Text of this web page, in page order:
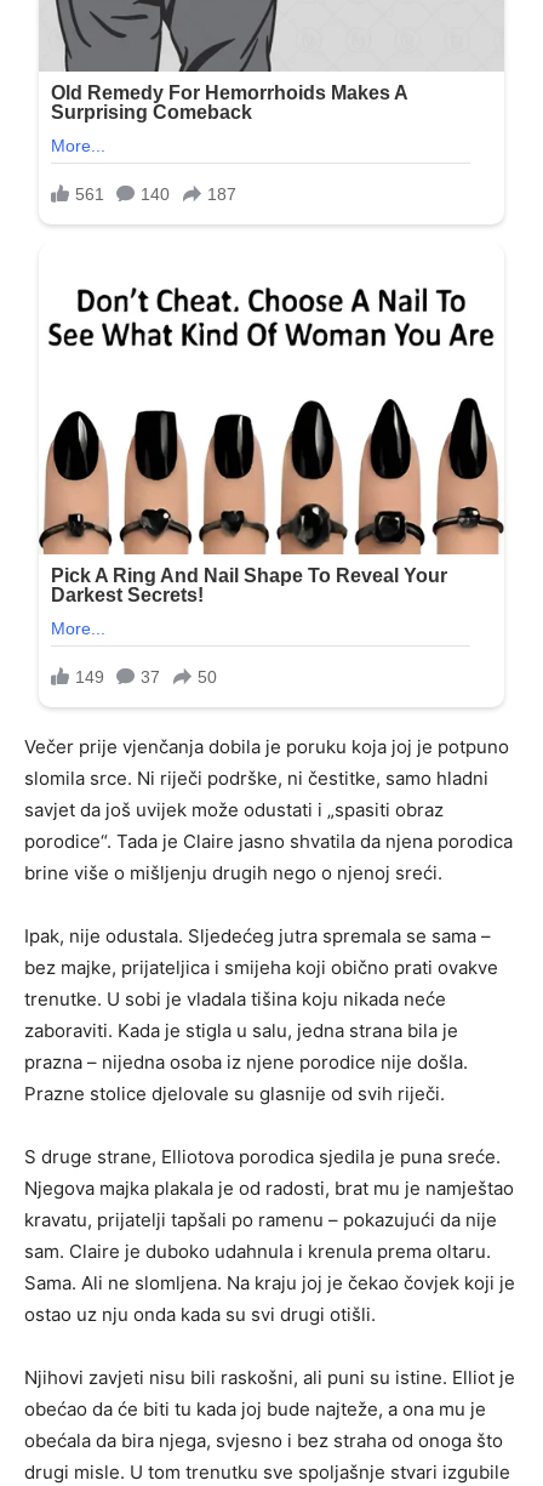
Večer prije vjenčanja dobila je poruku koja joj je potpuno
slomila srce. Ni riječi podrške, ni čestitke, samo hladni
savjet da još uvijek može odustati i „spasiti obraz
porodice“. Tada je Claire jasno shvatila da njena porodica
brine više o mišljenju drugih nego o njenoj sreći.
Ipak, nije odustala. Sljedećeg jutra spremala se sama –
bez majke, prijateljica i smijeha koji obično prati ovakve
trenutke. U sobi je vladala tišina koju nikada neće
zaboraviti. Kada je stigla u salu, jedna strana bila je
prazna – nijedna osoba iz njene porodice nije došla.
Prazne stolice djelovale su glasnije od svih riječi.
S druge strane, Elliotova porodica sjedila je puna sreće.
Njegova majka plakala je od radosti, brat mu je namještao
kravatu, prijatelji tapšali po ramenu – pokazujući da nije
sam. Claire je duboko udahnula i krenula prema oltaru.
Sama. Ali ne slomljena. Na kraju joj je čekao čovjek koji je
ostao uz nju onda kada su svi drugi otišli.
Njihovi zavjeti nisu bili raskošni, ali puni su istine. Elliot je
obećao da će biti tu kada joj bude najteže, a ona mu je
obećala da bira njega, svjesno i bez straha od onoga što
drugi misle. U tom trenutku sve spoljašnje stvari izgubile